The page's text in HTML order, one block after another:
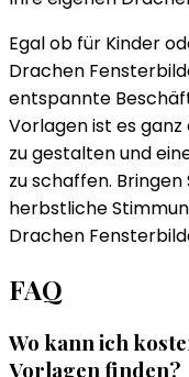
Egal ob für Kinder
Drachen
entspannte
Vorlagen ist es
zu gestalten und
zu schaffen.
herbstliche
Drachen
FAQ
Wo kann ich
Vorlagen finden?